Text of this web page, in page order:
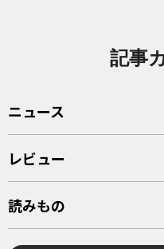
記事
ニュース
レビュー
読みもの